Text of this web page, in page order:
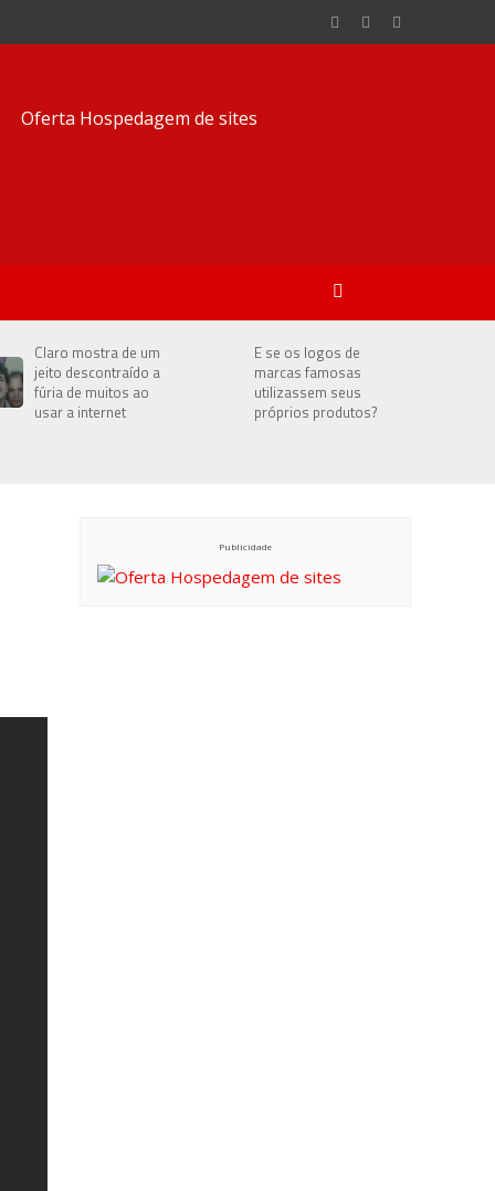
Claro mostra de um
jeito descontraído a
fúria de muitos ao
usar a internet
E se os logos de
marcas famosas
utilizassem seus
próprios produtos?
Publicidade